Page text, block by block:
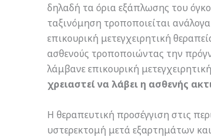
δηλαδή τα όρια εξάπλωσης του
ταξινόμηση τροποποιείται
επικουρική μετεγχειρητική
ασθενούς τροποποιώντας την
λάμβανε επικουρική
χρειαστεί να λάβει η ασθενής
Η θεραπευτική προσέγγιση στις
υστερεκτομή μετά εξαρτημάτων